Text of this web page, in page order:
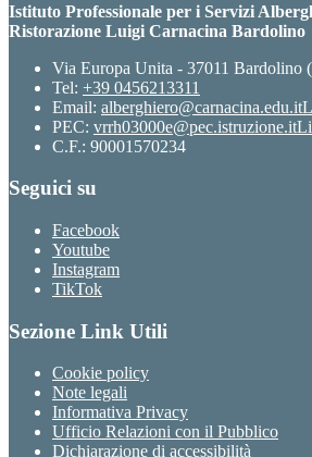
Istituto Professionale per i Servizi
Ristorazione Luigi Carnacina Bardolino
Via Europa Unita - 37011 Bardolino
Tel: +39 0456213311
Email: alberghiero@carnacina.edu.it
PEC: vrrh03000e@pec.istruzione.it
C.F.: 90001570234
Seguici su
Facebook
Youtube
Instagram
TikTok
Sezione Link Utili
Cookie policy
Note legali
Informativa Privacy
Ufficio Relazioni con il Pubblico
Dichiarazione di accessibilità